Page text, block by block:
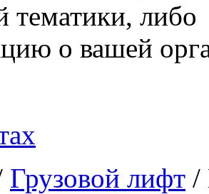
тематики, либо
о вашей
Грузовой лифт /